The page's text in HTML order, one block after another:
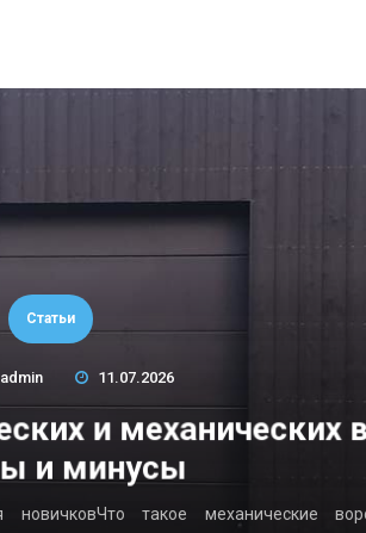
Статьи
admin 11.07.2026
и механических
и минусы
такое механические